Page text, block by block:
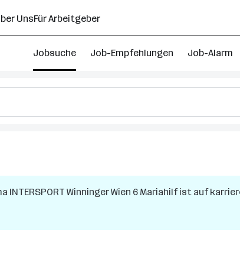
UnsFür Arbeitgeber
Jobsuche Job-Empfehlungen Job-Alarm
INTERSPORT Winninger Wien 6 Mariahilfist auf